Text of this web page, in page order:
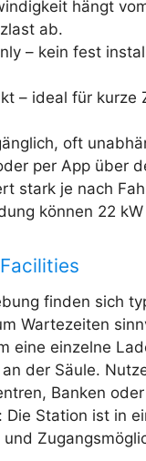
hängt
ab.
– kein fest
– ideal für
oft
per App über
stark je nach
können 22
finden sich
Wartezeiten
eine einzelne
der Säule.
Banken
Station ist in